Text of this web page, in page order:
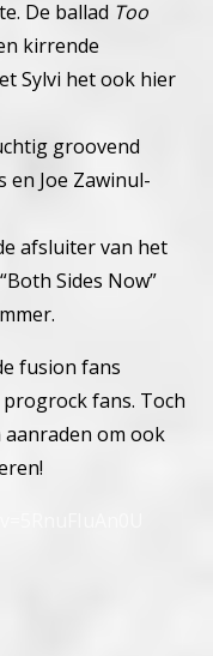
De ballad Too
kirrende
Sylvi het ook hier
groovend
Joe Zawinul-
afsluiter van het
Sides Now”
fusion fans
fans. Toch
om ook